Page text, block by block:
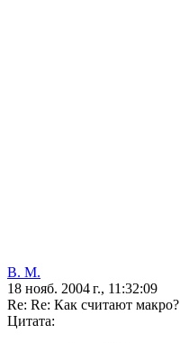
В. М.
18 нояб. 2004 г., 11:32:09
Re: Re: Как считают макро?
Цитата: